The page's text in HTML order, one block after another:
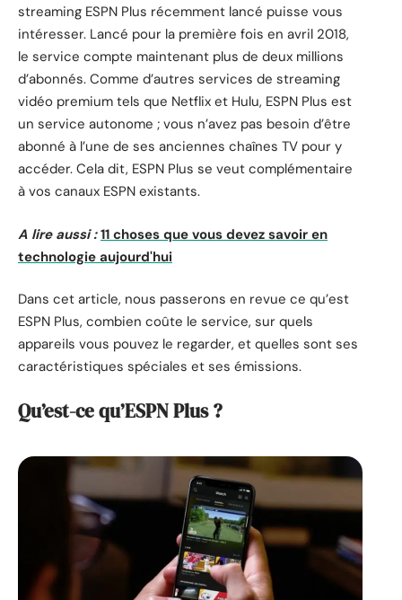
streaming ESPN Plus récemment lancé puisse vous
intéresser. Lancé pour la première fois en avril 2018,
le service compte maintenant plus de deux millions
d’abonnés. Comme d’autres services de streaming
vidéo premium tels que Netflix et Hulu, ESPN Plus est
un service autonome ; vous n’avez pas besoin d’être
abonné à l’une de ses anciennes chaînes TV pour y
accéder. Cela dit, ESPN Plus se veut complémentaire
à vos canaux ESPN existants.
A lire aussi : 11 choses que vous devez savoir en
technologie aujourd'hui
Dans cet article, nous passerons en revue ce qu’est
ESPN Plus, combien coûte le service, sur quels
appareils vous pouvez le regarder, et quelles sont ses
caractéristiques spéciales et ses émissions.
Qu’est-ce qu’ESPN Plus ?